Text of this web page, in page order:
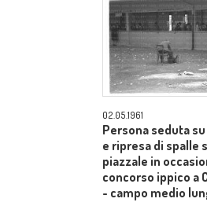
02.05.1961
Persona seduta
e ripresa di spalle
piazzale in
concorso ippico a
- campo medio